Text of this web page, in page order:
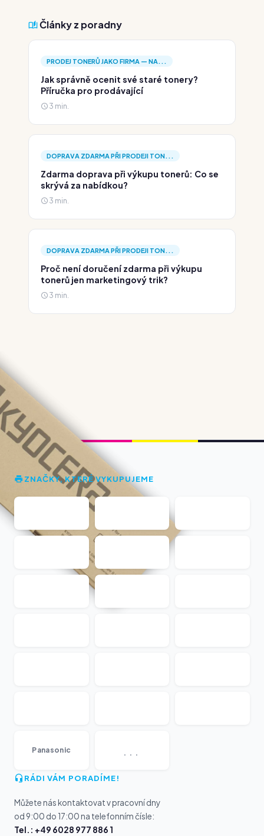
Články z poradny
PRODEJ TONERŮ JAKO FIRMA — NA...
Jak správně ocenit své staré tonery?
Příručka pro prodávající
3 min.
DOPRAVA ZDARMA PŘI PRODEJI TON...
Zdarma doprava při výkupu tonerů: Co se
skrývá za nabídkou?
3 min.
DOPRAVA ZDARMA PŘI PRODEJI TON...
Proč není doručení zdarma při výkupu
tonerů jen marketingový trik?
3 min.
ZNAČKY, KTERÉ VYKUPUJEME
Panasonic ...
RÁDI VÁM PORADÍME!
Můžete nás kontaktovat v pracovní dny
od 9:00 do 17:00 na telefonním čísle:
Tel.: +49 6028 977 886 1